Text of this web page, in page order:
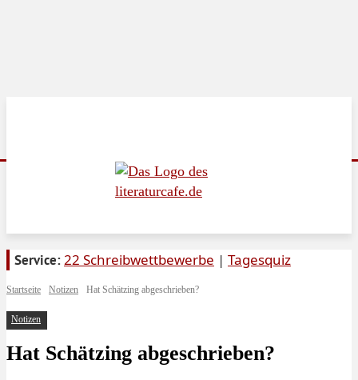
Service:22 Schreibwettbewerbe | Tagesquiz
Startseite Notizen Hat Schätzing abgeschrieben?
Notizen
Hat Schätzing abgeschrieben?